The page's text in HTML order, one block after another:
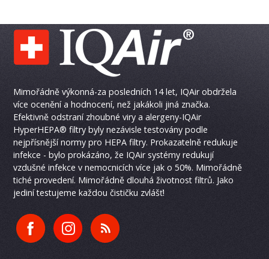
Mimořádně výkonná-za posledních 14 let, IQAir obdržela
více ocenění a hodnocení, než jakákoli jiná značka.
Efektivně odstraní zhoubné viry a alergeny-IQAir
HyperHEPA® filtry byly nezávisle testovány podle
nejpřísnější normy pro HEPA filtry. Prokazatelně redukuje
infekce - bylo prokázáno, že IQAir systémy redukují
vzdušné infekce v nemocnicích více jak o 50%. Mimořádně
tiché provedení. Mimořádně dlouhá životnost filtrů. Jako
jediní testujeme každou čističku zvlášť!